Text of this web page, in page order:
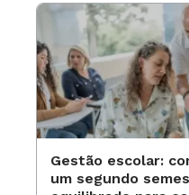
Gestão escolar:
um segundo